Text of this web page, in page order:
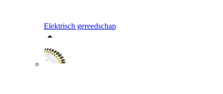
Elektrisch gereedschap